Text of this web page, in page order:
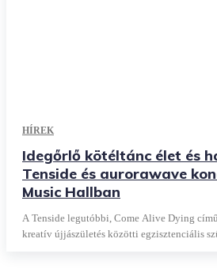
HÍREK
Idegőrlő kötéltánc élet és
Tenside és aurorawave
Music Hallban
A Tenside legutóbbi, Come Alive Dying
kreatív újjászületés közötti egzisztenciális